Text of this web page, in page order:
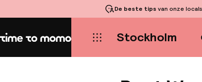
De beste tips van onze locals
Home Stockholm